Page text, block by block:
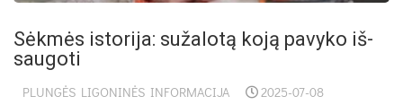
Sėk­mės is­to­ri­ja: su­ža­lo­tą ko­ją pa­vy­ko iš­
sau­go­ti
PLUNGĖS LIGONINĖS INFORMACIJA 2025-07-08